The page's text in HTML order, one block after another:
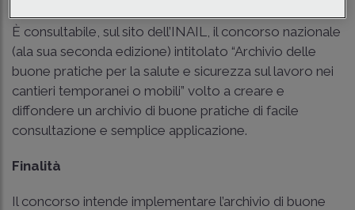
È consultabile, sul sito dell’INAIL, il concorso nazionale
(ala sua seconda edizione) intitolato “Archivio delle
buone pratiche per la salute e sicurezza sul lavoro nei
cantieri temporanei o mobili” volto a creare e
diffondere un archivio di buone pratiche di facile
consultazione e semplice applicazione.
Finalità
Il concorso intende implementare l’archivio di buone